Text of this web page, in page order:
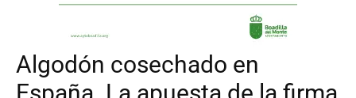
Algodón cosechado en